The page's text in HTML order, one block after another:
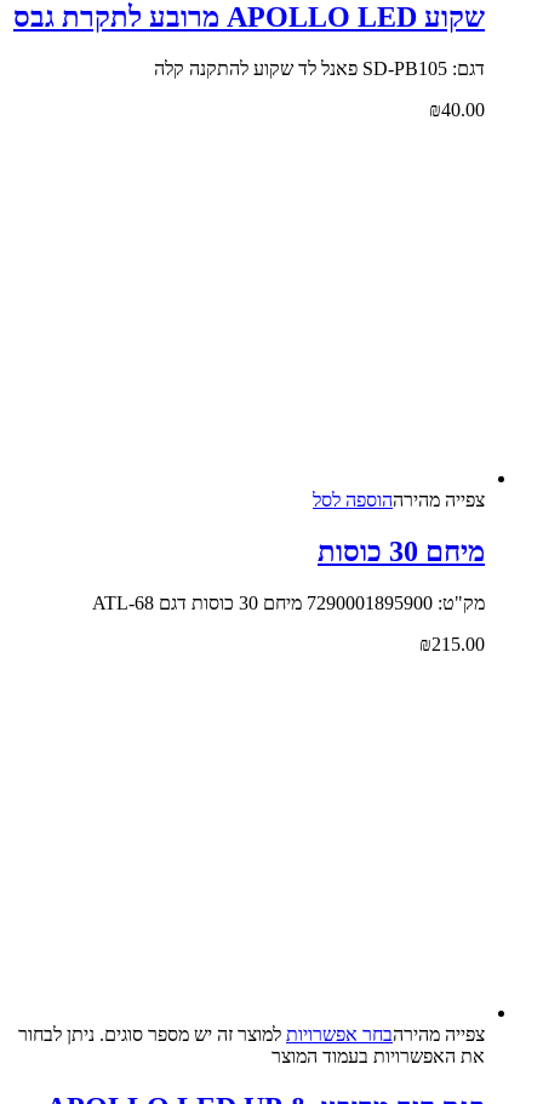
שקוע APOLLO LED מרובע לתקרת גבס
דגם: SD-PB105 פאנל לד שקוע להתקנה קלה
₪40.00
צפייה‬ ‫מהירה‬הוספה לסל
מיחם 30 כוסות
מק"ט: 7290001895900 מיחם 30 כוסות דגם ATL-68
₪215.00
צפייה‬ ‫מהירה‬בחר אפשרויות למוצר זה יש מספר סוגים. ניתן לבחור
את האפשרויות בעמוד המוצר